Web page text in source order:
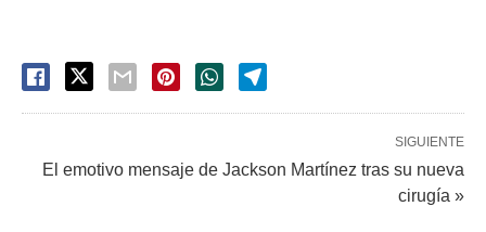
SIGUIENTE
El emotivo mensaje de Jackson Martínez tras su nueva
cirugía »